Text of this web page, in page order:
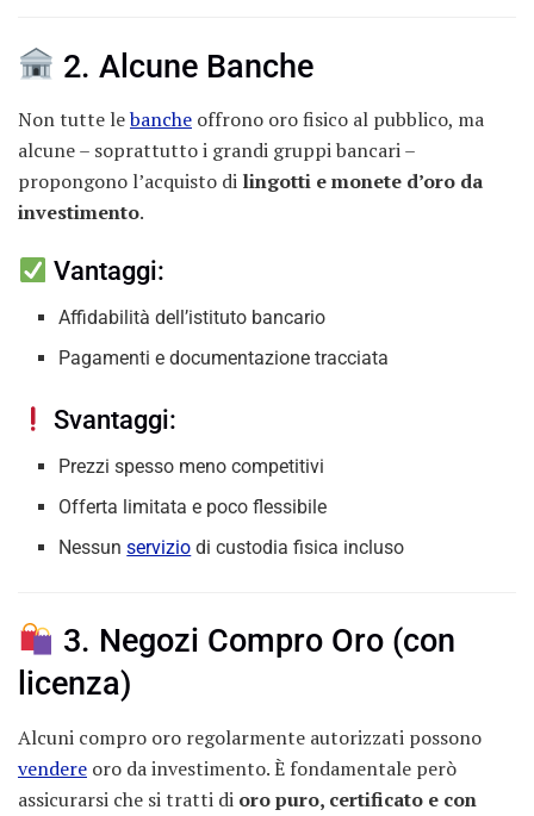
2. Alcune Banche
Non tutte lebanche offrono oro fisico al pubblico, ma
alcune – soprattutto i grandi gruppi bancari –
propongono l’acquisto di lingotti e monete d’oro da
investimento.
Vantaggi:
Affidabilità dell’istituto bancario
Pagamenti e documentazione tracciata
Svantaggi:
Prezzi spesso meno competitivi
Offerta limitata e poco flessibile
Nessunservizio di custodia fisica incluso
3. Negozi Compro Oro (con
licenza)
Alcuni compro oro regolarmente autorizzati possono
vendere oro da investimento. È fondamentale però
assicurarsi che si tratti di oro puro, certificato e con